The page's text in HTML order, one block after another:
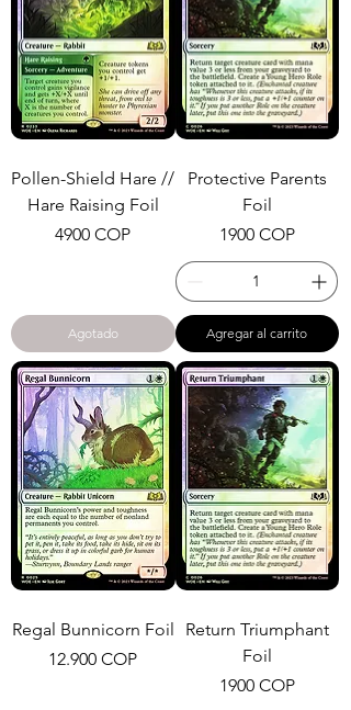
Pollen-Shield Hare //
Hare Raising Foil
Precio
4900 COP
Agotado
Protective Parents
Foil
Precio
1900 COP
Agregar al carrito
Regal Bunnicorn Foil
Precio
12.900 COP
Return Triumphant
Foil
Precio
1900 COP